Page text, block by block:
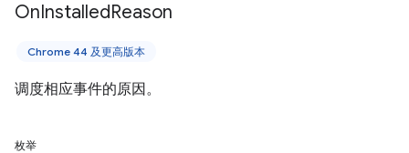
OnInstalledReason
Chrome 44 及更高版本
调度相应事件的原因。
枚举